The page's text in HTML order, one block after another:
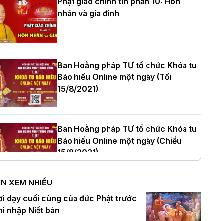
thượng Thích Quảng Tùng tái đắc
Trưởng BTS GHPGVN thành phố Hải
nhiệm kỳ 2026 – 2031
tọa Thích Tâm Chính được suy
tân Trưởng ban Trị sự GHPGVN tỉnh
Nội: Tăng Ni Trường hạ Bồ Đề trang
tác pháp Tiền an cư PL.2570 –
nhân và gia đình
Ban Hoằng pháp TƯ tổ chức Khóa tu
Báo hiếu Online một ngày (Tối
15/8/2021)
Ban Hoằng pháp TƯ tổ chức Khóa tu
Báo hiếu Online một ngày (Chiều
15/8/2021)
Ban Hoằng pháp TƯ tổ chức Khóa tu
Báo hiếu Online một ngày (Sáng
15/8/2021)
XEM NHIỀU
dạy cuối cùng của đức Phật trước
nhập Niết bàn